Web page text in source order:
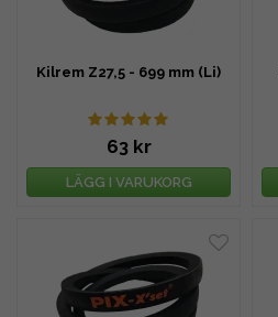
Kilrem Z27,5 - 699 mm (Li)
63 kr
LÄGG I VARUKORG